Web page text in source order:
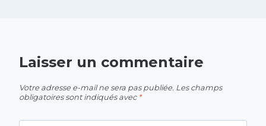
Laisser un commentaire
Votre adresse e-mail ne sera pas publiée. Les champs
obligatoires sont indiqués avec *